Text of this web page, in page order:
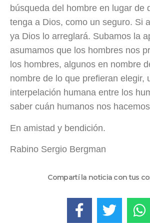
búsqueda del hombre en lugar de
tenga a Dios, como un seguro. Si
ya Dios lo arreglará. Subamos la
asumamos que los hombres nos
los hombres, algunos en nombre
nombre de lo que prefieran elegir,
interpelación humana entre los
saber cuán humanos nos
En amistad y bendición.
Rabino Sergio Bergman
Compartí la noticia con tus